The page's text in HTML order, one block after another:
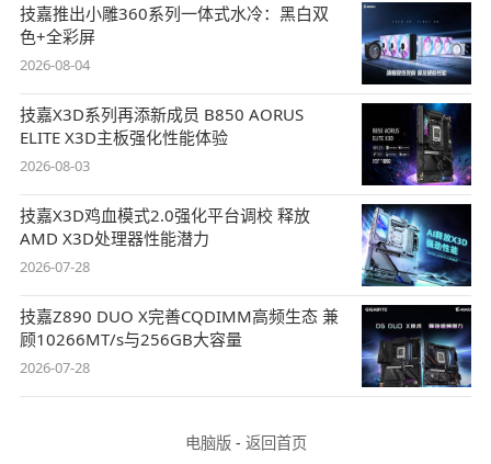
技嘉推出小雕360系列一体式水冷：黑白双
色+全彩屏
2026-08-04
技嘉X3D系列再添新成员 B850 AORUS
ELITE X3D主板强化性能体验
2026-08-03
技嘉X3D鸡血模式2.0强化平台调校 释放
AMD X3D处理器性能潜力
2026-07-28
技嘉Z890 DUO X完善CQDIMM高频生态 兼
顾10266MT/s与256GB大容量
2026-07-28
电脑版- 返回首页